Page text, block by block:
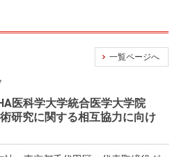
一覧ページへ
医科学大学統合医学大学院
研究に関する相互協力に向け